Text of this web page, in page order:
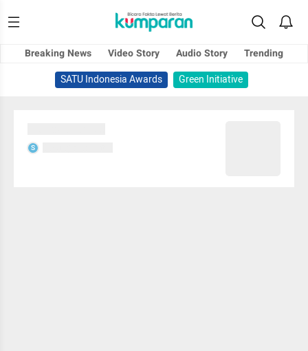
Breaking News Video Story Audio Story
Trending
SATU Indonesia Awards
Green Initiative
S